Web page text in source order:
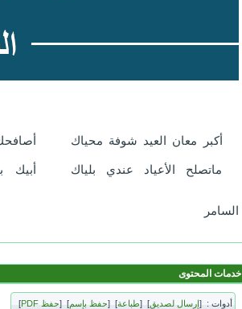
أكبر معان العيد شوفة محياك
ماتصلح الأعياد عندي بلياك أبيك
السامر
خدمات المحتوى
أدوات : [إرسال لصديق]
[طباعة]
[حفظ بإسم]
[حفظ PDF ]